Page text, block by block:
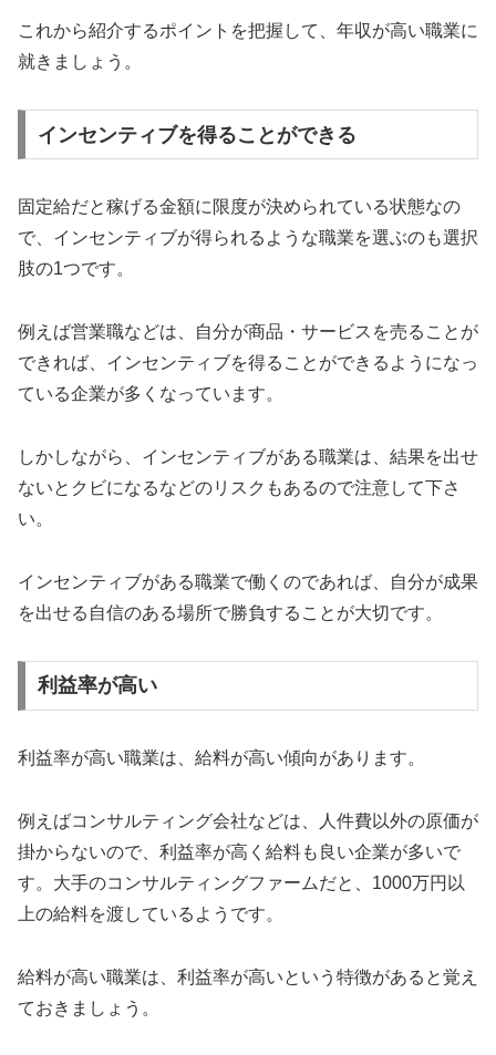
これから紹介するポイントを把握して、年収が高い職業に
就きましょう。
インセンティブを得ることができる
固定給だと稼げる金額に限度が決められている状態なの
で、インセンティブが得られるような職業を選ぶのも選択
肢の1つです。
例えば営業職などは、自分が商品・サービスを売ることが
できれば、インセンティブを得ることができるようになっ
ている企業が多くなっています。
しかしながら、インセンティブがある職業は、結果を出せ
ないとクビになるなどのリスクもあるので注意して下さ
い。
インセンティブがある職業で働くのであれば、自分が成果
を出せる自信のある場所で勝負することが大切です。
利益率が高い
利益率が高い職業は、給料が高い傾向があります。
例えばコンサルティング会社などは、人件費以外の原価が
掛からないので、利益率が高く給料も良い企業が多いで
す。大手のコンサルティングファームだと、1000万円以
上の給料を渡しているようです。
給料が高い職業は、利益率が高いという特徴があると覚え
ておきましょう。